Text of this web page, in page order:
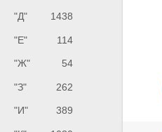
"Д" 1438
"Е" 114
"Ж" 54
"З" 262
"И" 389